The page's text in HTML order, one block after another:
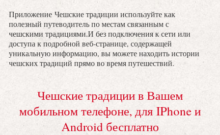
Приложение Чешские традиции используйте как
полезный путеводитель по местам связанным с
чешскими традициями.И без подключения к сети или
доступа к подробной веб-странице, содержащей
уникальную информацию, вы можете находить истории
чешских традиций прямо во время путешествий.
Чешские традиции в Вашем
мобильном телефоне, для IPhone и
Android бесплатно